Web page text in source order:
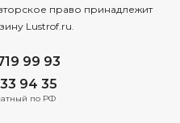
право принадлежит
Lustrof.ru.
99 93
94 35
по РФ